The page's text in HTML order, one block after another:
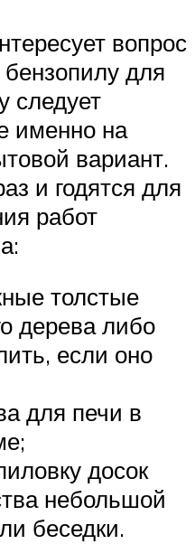
вопрос
для
следует
именно на
вариант.
и годятся для
работ
толстые
дерева либо
если оно
для печи в
досок
небольшой
беседки.